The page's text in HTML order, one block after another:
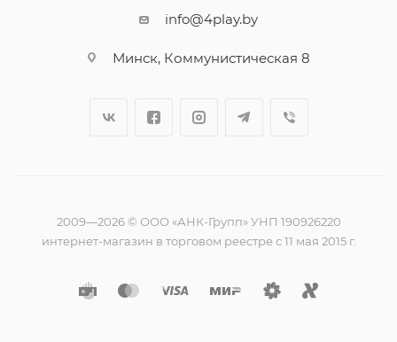
info@4play.by
Минск, Коммунистическая 8
2009—2026 © ООО «АНК-Групп» УНП 190926220
интернет-магазин в торговом реестре с 11 мая 2015 г.